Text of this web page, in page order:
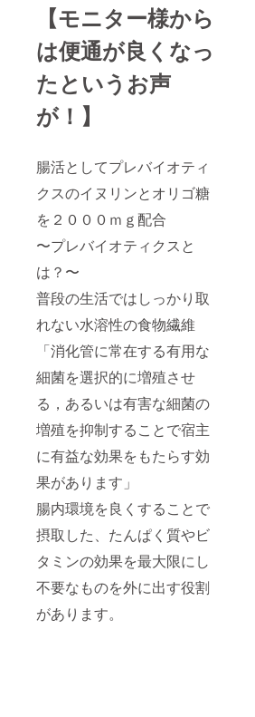
【モニター様から
は便通が良くなっ
たというお声
が！】
腸活としてプレバイオティ
クスのイヌリンとオリゴ糖
を２０００ｍｇ配合
〜プレバイオティクスと
は？〜
普段の生活ではしっかり取
れない水溶性の食物繊維
「消化管に常在する有用な
細菌を選択的に増殖させ
る，あるいは有害な細菌の
増殖を抑制することで宿主
に有益な効果をもたらす効
果があります」
腸内環境を良くすることで
摂取した、たんぱく質やビ
タミンの効果を最大限にし
不要なものを外に出す役割
があります。